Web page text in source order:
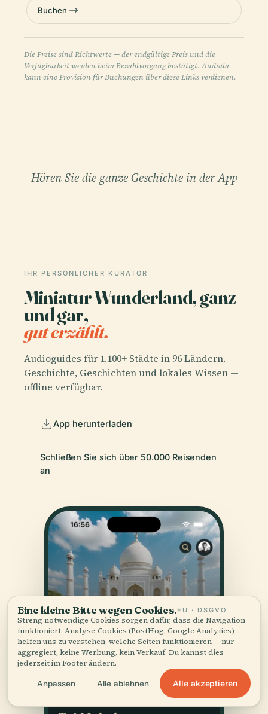
Buchen
Die Preise sind Richtwerte — der endgültige Preis und die
Verfügbarkeit werden beim Bezahlvorgang bestätigt. Audiala
kann eine Provision für Buchungen über diese Links verdienen.
Hören Sie die ganze Geschichte in der App
IHR PERSÖNLICHER KURATOR
Miniatur Wunderland, ganz
und gar,
gut erzählt.
Audioguides für 1.100+ Städte in 96 Ländern.
Geschichte, Geschichten und lokales Wissen —
offline verfügbar.
App herunterladen
Schließen Sie sich über 50.000 Reisenden
an
Eine kleine Bitte wegen Cookies.EU · DSGVO
Streng notwendige Cookies sorgen dafür, dass die Navigation
funktioniert. Analyse-Cookies (PostHog, Google Analytics)
helfen uns zu verstehen, welche Seiten funktionieren — nur
aggregiert, keine Werbung, kein Verkauf. Du kannst dies
jederzeit im Footer ändern.
Anpassen Alle ablehnen Alle akzeptieren